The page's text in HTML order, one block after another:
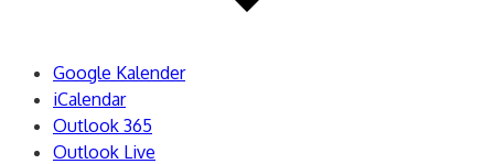
Google Kalender
iCalendar
Outlook 365
Outlook Live